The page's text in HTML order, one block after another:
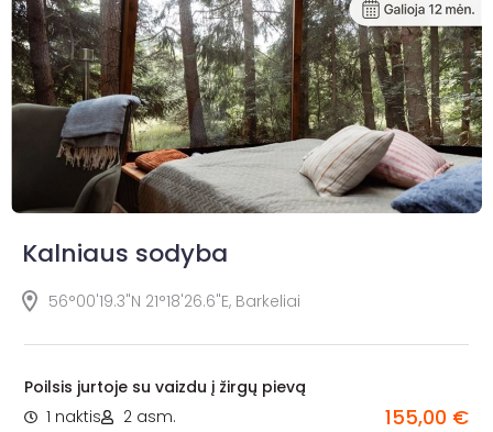
Kalniaus sodyba
56°00'19.3"N 21°18'26.6"E, Barkeliai
Poilsis jurtoje su vaizdu į žirgų pievą
1 naktis
2 asm. 155,00 €